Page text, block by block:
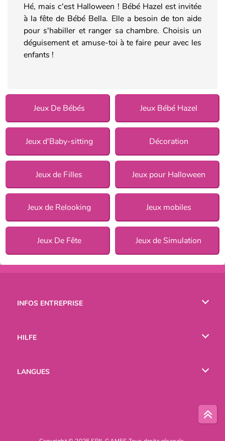
Hé, mais c'est Halloween ! Bébé Hazel est invitée
à la fête de Bébé Bella. Elle a besoin de ton aide
pour s'habiller et ranger sa chambre. Choisis un
déguisement et amuse-toi à te faire peur avec les
enfants !
Jeux De Bébés Jeux Bébé Hazel
Jeux d'Baby-sitting Décoration
Jeux de Filles Jeux pour Halloween
Jeux de Relooking Jeux mobiles
Jeux De Fête Jeux de Simulation
INFOS ENTREPRISE
HILFE
LANGUES